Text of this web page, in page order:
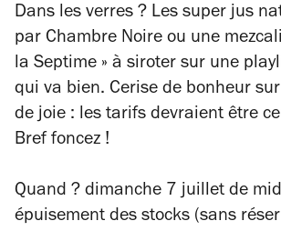
Dans les verres ? Les super jus
par Chambre Noire ou une
la Septime » à siroter sur une
qui va bien. Cerise de bonheur
de joie : les tarifs devraient être
Bref foncez !
Quand ? dimanche 7 juillet de
épuisement des stocks (sans